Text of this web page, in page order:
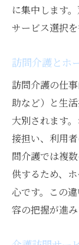
に集中します
サービス選択を
訪問介護とホ
訪問介護の仕
助など）と生
大別されます
接担い、利用
問介護では複
供するため、
心です。この
容の把握が進み